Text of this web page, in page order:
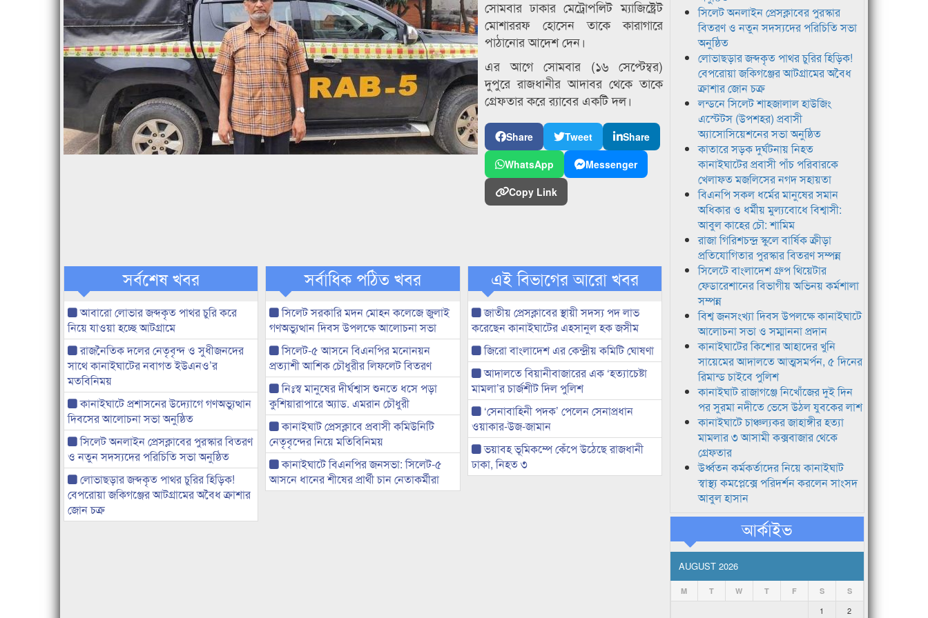
সোমবার ঢাকার মেট্রোপলিট ম্যাজিষ্ট্রেট
মোশাররফ হোসেন তাকে কারাগারে
পাঠানোর আদেশ দেন।
এর আগে সোমবার (১৬ সেপ্টেম্বর)
দুপুরে রাজধানীর আদাবর থেকে তাকে
গ্রেফতার করে র‌্যাবের একটি দল।
Share Tweet
Share
WhatsApp
Messenger
Copy Link
সর্বশেষ খবর
আবারো লোভার জব্দকৃত পাথর চুরি করে
নিয়ে যাওয়া হচ্ছে আটগ্রামে
রাজনৈতিক দলের নেতৃবৃন্দ ও সুধীজনদের
সাথে কানাইঘাটের নবাগত ইউএনও’র
মতবিনিময়
কানাইঘাটে প্রশাসনের উদ্যোগে গণঅভ্যুত্থান
দিবসের আলোচনা সভা অনুষ্ঠিত
সিলেট অনলাইন প্রেসক্লাবের পুরস্কার বিতরণ
ও নতুন সদস্যদের পরিচিতি সভা অনুষ্ঠিত
লোভাছড়ার জব্দকৃত পাথর চুরির হিড়িক!
বেপরোয়া জকিগঞ্জের আটগ্রামের অবৈধ ক্রাশার
জোন চক্র
সর্বাধিক পঠিত খবর
সিলেট সরকারি মদন মোহন কলেজে জুলাই
গণঅভ্যুত্থান দিবস উপলক্ষে আলোচনা সভা
সিলেট-৫ আসনে বিএনপির মনোনয়ন
প্রত্যাশী আশিক চৌধুরীর লিফলেট বিতরণ
নিঃস্ব মানুষের দীর্ঘশ্বাস শুনতে ধসে পড়া
কুশিয়ারাপারে অ্যাড. এমরান চৌধুরী
কানাইঘাট প্রেসক্লাবে প্রবাসী কমিউনিটি
নেতৃবৃন্দের নিয়ে মতিবিনিময়
কানাইঘাটে বিএনপির জনসভা: সিলেট-৫
আসনে ধানের শীষের প্রার্থী চান নেতাকর্মীরা
এই বিভাগের আরো খবর
জাতীয় প্রেসক্লাবের স্থায়ী সদস্য পদ লাভ
করেছেন কানাইঘাটের এহসানুল হক জসীম
জিরো বাংলাদেশ এর কেন্দ্রীয় কমিটি ঘোষণা
আদালতে বিয়ানীবাজারের এক ‘হত্যাচেষ্টা
মামলা’র চার্জশীট দিল পুলিশ
‘সেনাবাহিনী পদক’ পেলেন সেনাপ্রধান
ওয়াকার-উজ-জামান
ভয়াবহ ভূমিকম্পে কেঁপে উঠেছে রাজধানী
ঢাকা, নিহত ৩
সিলেট অনলাইন প্রেসক্লাবের পুরস্কার
বিতরণ ও নতুন সদস্যদের পরিচিতি সভা
অনুষ্ঠিত
লোভাছড়ার জব্দকৃত পাথর চুরির হিড়িক!
বেপরোয়া জকিগঞ্জের আটগ্রামের অবৈধ
ক্রাশার জোন চক্র
লন্ডনে সিলেট শাহজালাল হাউজিং
এস্টেটস (উপশহর) প্রবাসী
অ্যাসোসিয়েশনের সভা অনুষ্ঠিত
কাতারে সড়ক দুর্ঘটনায় নিহত
কানাইঘাটের প্রবাসী পাঁচ পরিবারকে
খেলাফত মজলিসের নগদ সহায়তা
বিএনপি সকল ধর্মের মানুষের সমান
অধিকার ও ধর্মীয় মুল্যবোধে বিশ্বাসী:
আবুল কাহের চৌ: শামিম
রাজা গিরিশচন্দ্র স্কুলে বার্ষিক ক্রীড়া
প্রতিযোগিতার পুরস্কার বিতরণ সম্পন্ন
সিলেটে বাংলাদেশ গ্রুপ থিয়েটার
ফেডারেশানের বিভাগীয় অভিনয় কর্মশালা
সম্পন্ন
বিশ্ব জনসংখ্যা দিবস উপলক্ষে কানাইঘাটে
আলোচনা সভা ও সম্মাননা প্রদান
কানাইঘাটের কিশোর আহাদের খুনি
সায়েমের আদালতে আত্মসমর্পন, ৫ দিনের
রিমান্ড চাইবে পুলিশ
কানাইঘাট রাজাগঞ্জে নিখোঁজের দুই দিন
পর সুরমা নদীতে ভেসে উঠল যুবকের লাশ
কানাইঘাটে চাঞ্চল্যকর জাহাঙ্গীর হত্যা
মামলার ৩ আসামী কক্সবাজার থেকে
গ্রেফতার
উর্ধ্বতন কর্মকর্তাদের নিয়ে কানাইঘাট
স্বাস্থ্য কমপ্লেক্সে পরিদর্শন করলেন সাংসদ
আবুল হাসান
আর্কাইভ
AUGUST 2026
M T W T F S S
1
2